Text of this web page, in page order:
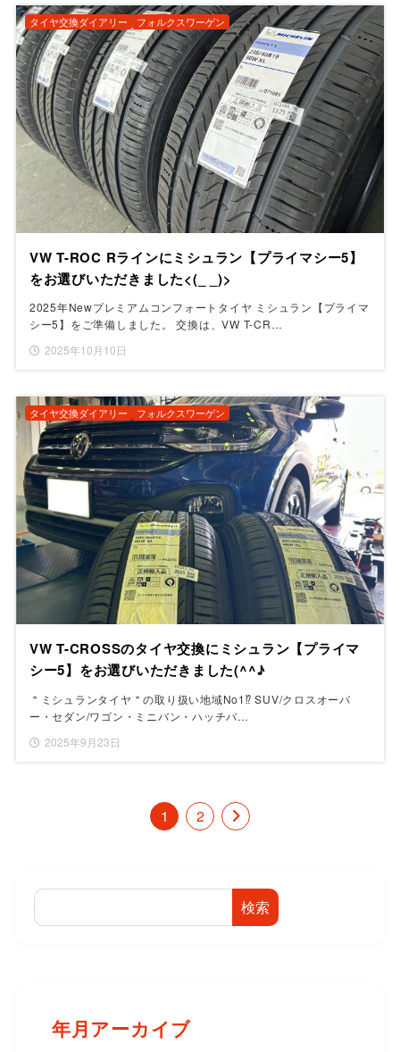
VW T-ROC Rラインにミシュラン【プライマシー5】
をお選びいただきました<(_ _)>
2025年Newプレミアムコンフォートタイヤ ミシュラン【プライマ
シー5】をご準備しました。 交換は、VW T-CR…
2025年10月10日
タイヤ交換ダイアリー フォルクスワーゲン
VW T-CROSSのタイヤ交換にミシュラン【プライマ
シー5】をお選びいただきました(^^♪
＂ミシュランタイヤ＂の取り扱い地域No1⁉ SUV/クロスオーバ
ー・セダン/ワゴン・ミニバン・ハッチバ…
2025年9月23日
タイヤ交換ダイアリー フォルクスワーゲン
1 2
検索
年月アーカイブ